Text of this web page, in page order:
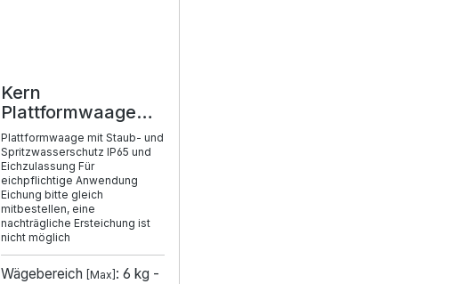
Kern
Plattformwaage
SFE
Plattformwaage mit Staub- und
Spritzwasserschutz IP65 und
Eichzulassung Für
eichpflichtige Anwendung
Eichung bitte gleich
mitbestellen, eine
nachträgliche Ersteichung ist
nicht möglich
Wägebereich [Max] : 6 kg -